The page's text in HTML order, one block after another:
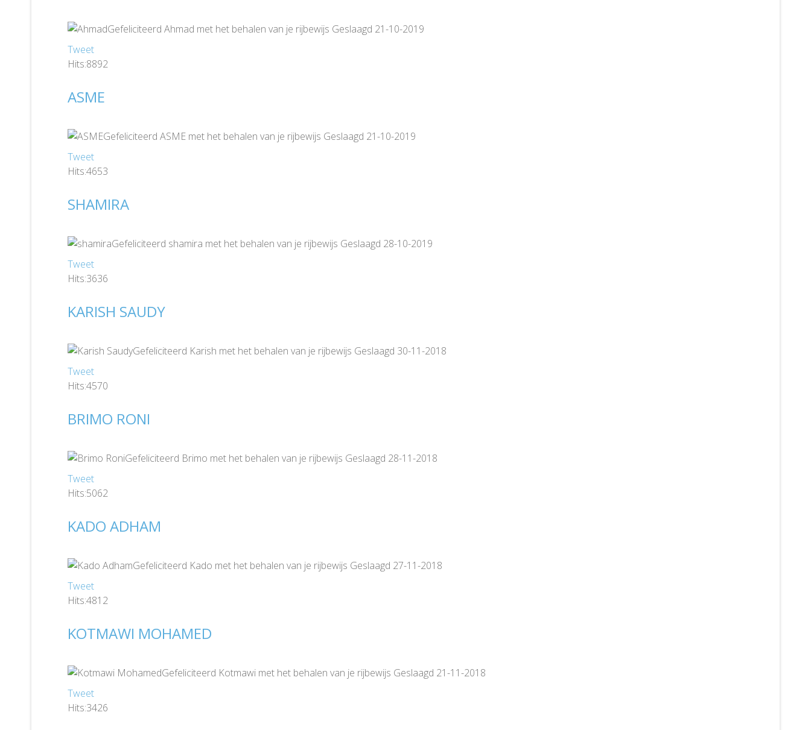
Gefeliciteerd Ahmad met het behalen van je rijbewijs Geslaagd 21-10-2019
Tweet
Hits:8892
ASME
Gefeliciteerd ASME met het behalen van je rijbewijs Geslaagd 21-10-2019
Tweet
Hits:4653
SHAMIRA
Gefeliciteerd shamira met het behalen van je rijbewijs Geslaagd 28-10-2019
Tweet
Hits:3636
KARISH SAUDY
Gefeliciteerd Karish met het behalen van je rijbewijs Geslaagd 30-11-2018
Tweet
Hits:4570
BRIMO RONI
Gefeliciteerd Brimo met het behalen van je rijbewijs Geslaagd 28-11-2018
Tweet
Hits:5062
KADO ADHAM
Gefeliciteerd Kado met het behalen van je rijbewijs Geslaagd 27-11-2018
Tweet
Hits:4812
KOTMAWI MOHAMED
Gefeliciteerd Kotmawi met het behalen van je rijbewijs Geslaagd 21-11-2018
Tweet
Hits:3426